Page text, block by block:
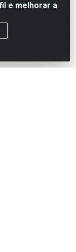
e melhorar a